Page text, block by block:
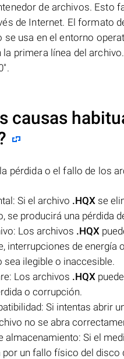
de archivos. Esto
de Internet. El formato
se usa en el entorno
primera línea del
causas
pérdida o el fallo de los
Si el archivo .HQX se
se producirá una pérdida
Los archivos .HQX
interrupciones de energía
sea ilegible o inaccesible.
Los archivos .HQX
o corrupción.
Si intentas abrir
no se abra
almacenamiento: Si el
por un fallo físico del